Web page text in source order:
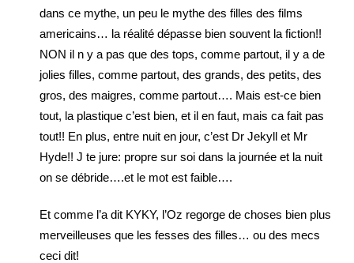
dans ce mythe, un peu le mythe des filles des films
americains… la réalité dépasse bien souvent la fiction!!
NON il n y a pas que des tops, comme partout, il y a de
jolies filles, comme partout, des grands, des petits, des
gros, des maigres, comme partout…. Mais est-ce bien
tout, la plastique c’est bien, et il en faut, mais ca fait pas
tout!! En plus, entre nuit en jour, c’est Dr Jekyll et Mr
Hyde!! J te jure: propre sur soi dans la journée et la nuit
on se débride….et le mot est faible….
Et comme l’a dit KYKY, l’Oz regorge de choses bien plus
merveilleuses que les fesses des filles… ou des mecs
ceci dit!